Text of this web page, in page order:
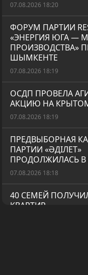
07.08.2026 18:20
ФОРУМ ПАРТИИ
«ЭНЕРГИЯ ЮГА —
ПРОИЗВОДСТВА»
ШЫМКЕНТЕ
07.08.2026 18:19
ОСДП ПРОВЕЛА
АКЦИЮ НА
07.08.2026 18:19
ПРЕДВЫБОРНАЯ
ПАРТИИ «ӘДІЛЕТ»
ПРОДОЛЖИЛАСЬ
07.08.2026 18:18
40 СЕМЕЙ
КВАРТИР